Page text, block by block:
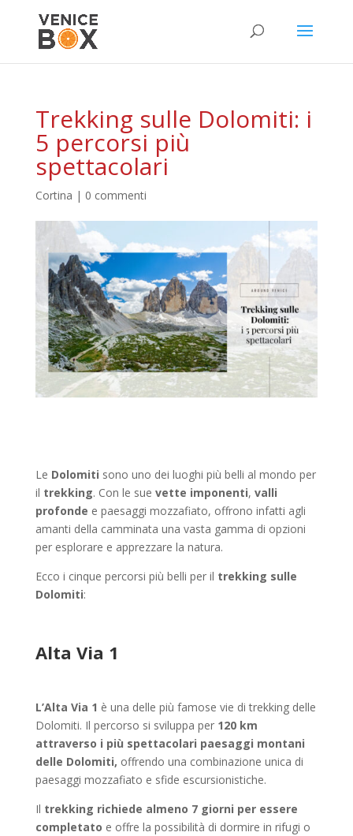
Trekking sulle Dolomiti: i
5 percorsi più
spettacolari
Cortina | 0 commenti
Le Dolomiti sono uno dei luoghi più belli al mondo per
il trekking. Con le sue vette imponenti, valli
profonde e paesaggi mozzafiato, offrono infatti agli
amanti della camminata una vasta gamma di opzioni
per esplorare e apprezzare la natura.
Ecco i cinque percorsi più belli per il trekking sulle
Dolomiti:
Alta Via 1
L’Alta Via 1 è una delle più famose vie di trekking delle
Dolomiti. Il percorso si sviluppa per 120 km
attraverso i più spettacolari paesaggi montani
delle Dolomiti, offrendo una combinazione unica di
paesaggi mozzafiato e sfide escursionistiche.
Il trekking richiede almeno 7 giorni per essere
completato e offre la possibilità di dormire in rifugi o